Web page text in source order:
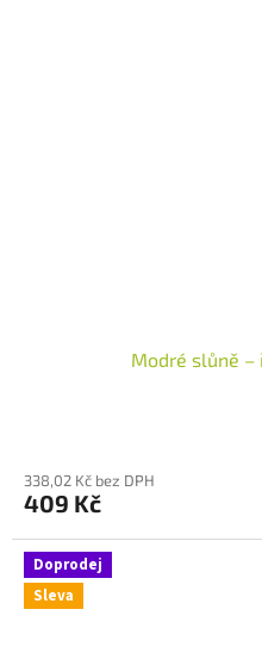
Modré slůně –
338,02 Kč bez DPH
409 Kč
Doprodej
Sleva